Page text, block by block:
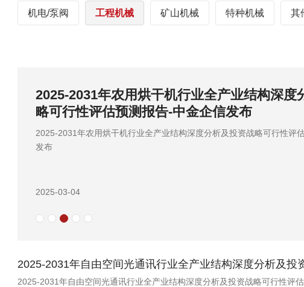
机电/泵阀 工程机械 矿山机械 特种机械 其
2025-2031年农用烘干机行业全产业结构深度
略可行性评估预测报告-中金企信发布
2025-2031年农用烘干机行业全产业结构深度分析及投资战略可行性评
发布
2025-03-04
2025-2031年自由空间光通讯行业全产业结构深度分析及投
2025-2031年自由空间光通讯行业全产业结构深度分析及投资战略可行性评